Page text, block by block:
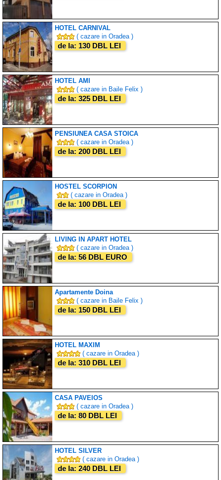
HOTEL CARNIVAL
( cazare in Oradea )
de la: 130 DBL LEI
HOTEL AMI
( cazare in Baile Felix )
de la: 325 DBL LEI
PENSIUNEA CASA STOICA
( cazare in Oradea )
de la: 200 DBL LEI
HOSTEL SCORPION
( cazare in Oradea )
de la: 100 DBL LEI
LIVING IN APART HOTEL
( cazare in Oradea )
de la: 56 DBL EURO
Apartamente Doina
( cazare in Baile Felix )
de la: 150 DBL LEI
HOTEL MAXIM
( cazare in Oradea )
de la: 310 DBL LEI
CASA PAVEIOS
( cazare in Oradea )
de la: 80 DBL LEI
HOTEL SILVER
( cazare in Oradea )
de la: 240 DBL LEI